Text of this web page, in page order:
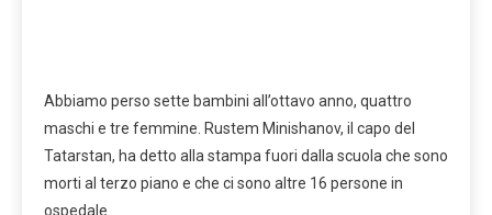
Abbiamo perso sette bambini all’ottavo anno, quattro
maschi e tre femmine. Rustem Minishanov, il capo del
Tatarstan, ha detto alla stampa fuori dalla scuola che sono
morti al terzo piano e che ci sono altre 16 persone in
ospedale.